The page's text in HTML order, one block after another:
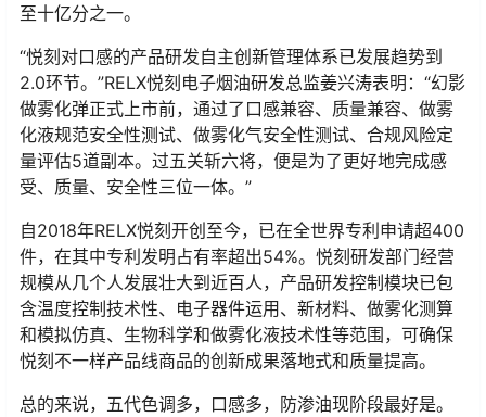
至十亿分之一。
“悦刻对口感的产品研发自主创新管理体系已发展趋势到
2.0环节。”RELX悦刻电子烟油研发总监姜兴涛表明：“幻影
做雾化弹正式上市前，通过了口感兼容、质量兼容、做雾
化液规范安全性测试、做雾化气安全性测试、合规风险定
量评估5道副本。过五关斩六将，便是为了更好地完成感
受、质量、安全性三位一体。”
自2018年RELX悦刻开创至今，已在全世界专利申请超400
件，在其中专利发明占有率超出54%。悦刻研发部门经营
规模从几个人发展壮大到近百人，产品研发控制模块已包
含温度控制技术性、电子器件运用、新材料、做雾化测算
和模拟仿真、生物科学和做雾化液技术性等范围，可确保
悦刻不一样产品线商品的创新成果落地式和质量提高。
总的来说，五代色调多，口感多，防渗油现阶段最好是。